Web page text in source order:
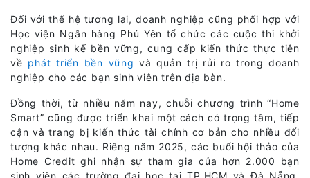
Đối với thế hệ tương lai, doanh nghiệp cũng phối hợp với
Học viện Ngân hàng Phú Yên tổ chức các cuộc thi khởi
nghiệp sinh kế bền vững, cung cấp kiến thức thực tiễn
về phát triển bền vững và quản trị rủi ro trong doanh
nghiệp cho các bạn sinh viên trên địa bàn.
Đồng thời, từ nhiều năm nay, chuỗi chương trình “Home
Smart” cũng được triển khai một cách có trọng tâm, tiếp
cận và trang bị kiến thức tài chính cơ bản cho nhiều đối
tượng khác nhau. Riêng năm 2025, các buổi hội thảo của
Home Credit ghi nhận sự tham gia của hơn 2.000 bạn
sinh viên các trường đại học tại TP.HCM và Đà Nẵng.